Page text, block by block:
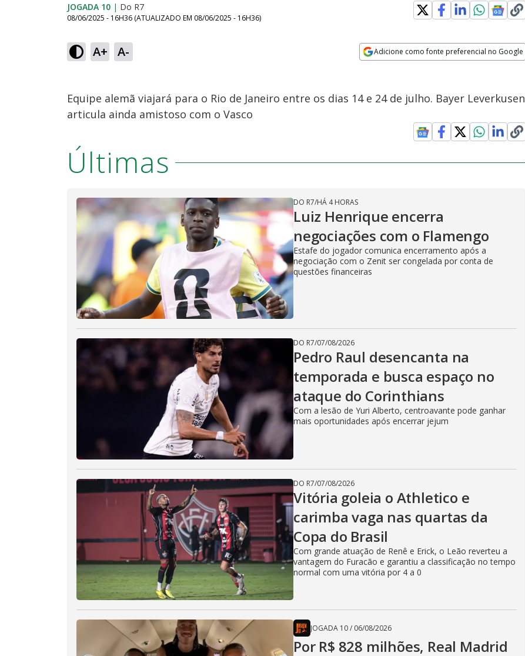
JOGADA 10 | Do R7
08/06/2025 - 16H36 (ATUALIZADO EM 08/06/2025 - 16H36)
A+ A- Adicione como fonte preferencial no Google
Equipe alemã viajará para o Rio de Janeiro entre os dias 14 e 24 de julho. Bayer Leverkusen
articula ainda amistoso com o Vasco
Últimas
DO R7/HÁ 4 HORAS
Luiz Henrique encerra
negociações com o Flamengo
Estafe do jogador comunica encerramento após a
negociação com o Zenit ser congelada por conta de
questões financeiras
DO R7/07/08/2026
Pedro Raul desencanta na
temporada e busca espaço no
ataque do Corinthians
Com a lesão de Yuri Alberto, centroavante pode ganhar
mais oportunidades após encerrar jejum
DO R7/07/08/2026
Vitória goleia o Athletico e
carimba vaga nas quartas da
Copa do Brasil
Com grande atuação de Renê e Erick, o Leão reverteu a
vantagem do Furacão e garantiu a classificação no tempo
normal com uma vitória por 4 a 0
JOGADA 10/ 06/08/2026
Por R$ 828 milhões, Real Madrid